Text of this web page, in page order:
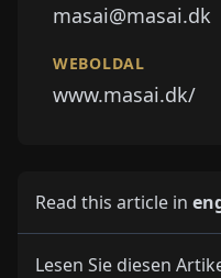
masai@masai.dk
WEBOLDAL
www.masai.dk/
Read this article in
Lesen Sie diesen